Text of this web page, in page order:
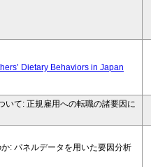
Dietary Behaviors in Japan
いて: 正規雇用への転職の諸要因に
: パネルデータを用いた要因分析